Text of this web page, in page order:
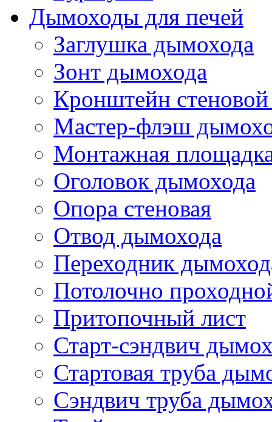
Дымоходы для печей
Заглушка дымохода
Зонт дымохода
Кронштейн
Мастер-флэш
Монтажная
Оголовок дымохода
Опора стеновая
Отвод дымохода
Переходник
Потолочно
Притопочный лист
Старт-сэндвич
Стартовая труба
Сэндвич труба